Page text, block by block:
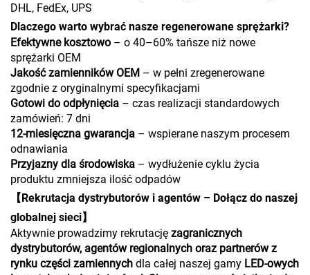
DHL, FedEx, UPS
Dlaczego warto wybrać nasze regenerowane sprężarki?
Efektywne kosztowo – o 40–60% tańsze niż nowe
sprężarki OEM
Jakość zamienników OEM – w pełni zregenerowane
zgodnie z oryginalnymi specyfikacjami
Gotowi do odpłynięcia – czas realizacji standardowych
zamówień: 7 dni
12-miesięczna gwarancja – wspierane naszym procesem
odnawiania
Przyjazny dla środowiska – wydłużenie cyklu życia
produktu zmniejsza ilość odpadów
【Rekrutacja dystrybutorów i agentów – Dołącz do naszej
globalnej sieci】
Aktywnie prowadzimy rekrutację zagranicznych
dystrybutorów, agentów regionalnych oraz partnerów z
rynku części zamiennych dla całej naszej gamy LED-owych